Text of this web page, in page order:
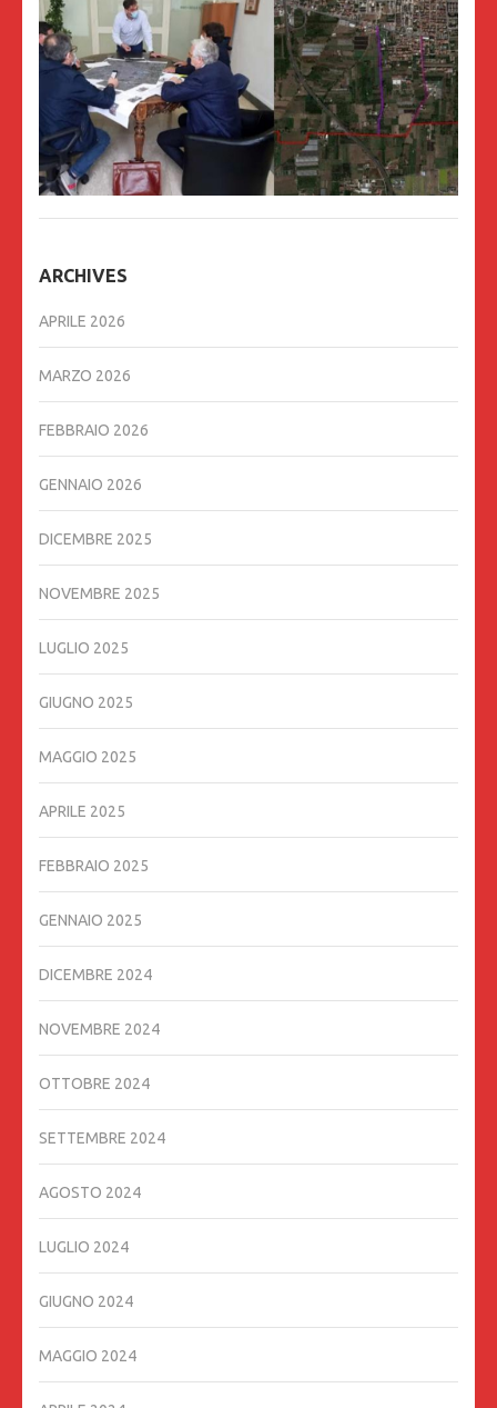
ARCHIVES
APRILE 2026
MARZO 2026
FEBBRAIO 2026
GENNAIO 2026
DICEMBRE 2025
NOVEMBRE 2025
LUGLIO 2025
GIUGNO 2025
MAGGIO 2025
APRILE 2025
FEBBRAIO 2025
GENNAIO 2025
DICEMBRE 2024
NOVEMBRE 2024
OTTOBRE 2024
SETTEMBRE 2024
AGOSTO 2024
LUGLIO 2024
GIUGNO 2024
MAGGIO 2024